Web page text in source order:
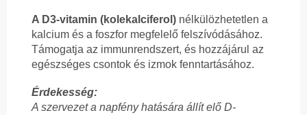
A D3-vitamin (kolekalciferol) nélkülözhetetlen a
kalcium és a foszfor megfelelő felszívódásához.
Támogatja az immunrendszert, és hozzájárul az
egészséges csontok és izmok fenntartásához.
Érdekesség:
A szervezet a napfény hatására állít elő D-